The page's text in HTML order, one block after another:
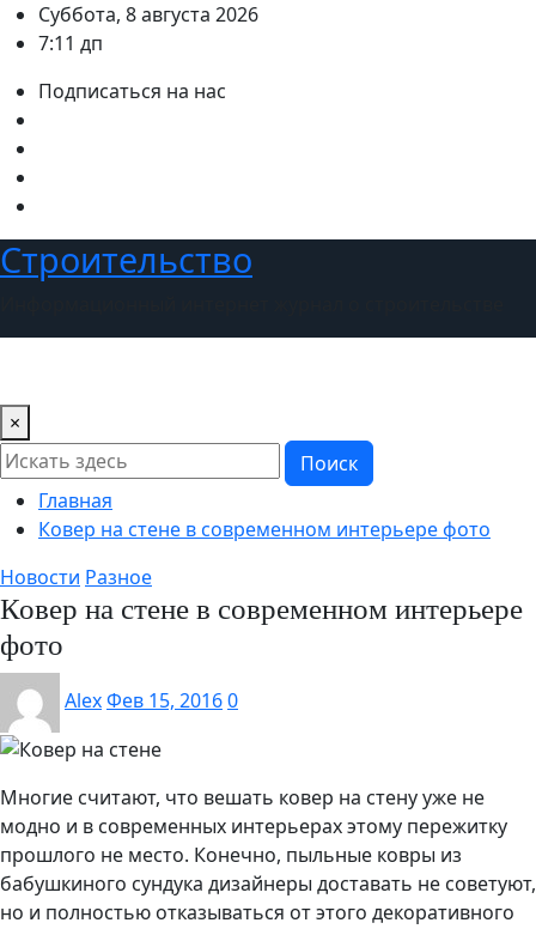
ПерейтиСуббота, 8 августа 2026
7:11 дп
Подписаться на нас
Строительство
×
Поиск
Главная
Ковер на стене в современном интерьере фото
Новости Разное
Ковер на стене в современном интерьере
фото
AlexФев 15, 20160
Многие считают, что вешать ковер на стену уже не
модно и в современных интерьерах этому пережитку
прошлого не место. Конечно, пыльные ковры из
бабушкиного сундука дизайнеры доставать не советуют,
но и полностью отказываться от этого декоративного